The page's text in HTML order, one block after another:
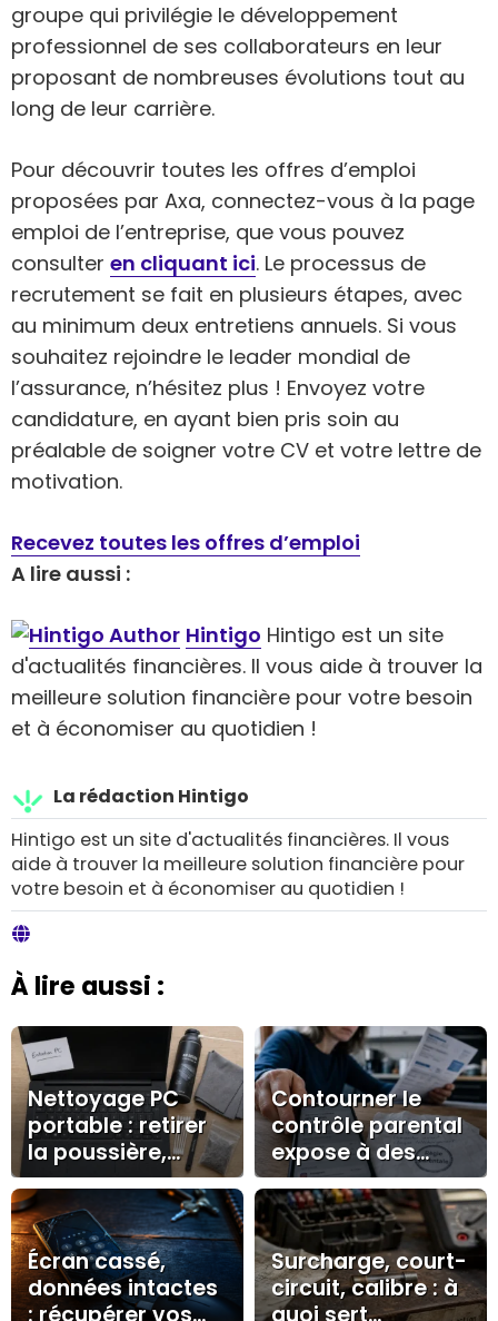
groupe qui privilégie le développement
professionnel de ses collaborateurs en leur
proposant de nombreuses évolutions tout au
long de leur carrière.
Pour découvrir toutes les offres d’emploi
proposées par Axa, connectez-vous à la page
emploi de l’entreprise, que vous pouvez
consulter en cliquant ici. Le processus de
recrutement se fait en plusieurs étapes, avec
au minimum deux entretiens annuels. Si vous
souhaitez rejoindre le leader mondial de
l’assurance, n’hésitez plus ! Envoyez votre
candidature, en ayant bien pris soin au
préalable de soigner votre CV et votre lettre de
motivation.
Recevez toutes les offres d’emploi
A lire aussi :
Hintigo Hintigo est un site
d'actualités financières. Il vous aide à trouver la
meilleure solution financière pour votre besoin
et à économiser au quotidien !
La rédaction Hintigo
Hintigo est un site d'actualités financières. Il vous
aide à trouver la meilleure solution financière pour
votre besoin et à économiser au quotidien !
À lire aussi :
Nettoyage PC
portable : retirer
la poussière,
limiter la
surchauffe et
corriger les
lenteurs
Contourner le
contrôle parental
expose à des
risques
techniques,
familiaux et de
sécurité
Écran cassé,
données intactes
: récupérer vos
Surcharge, court-
circuit, calibre : à
quoi sert